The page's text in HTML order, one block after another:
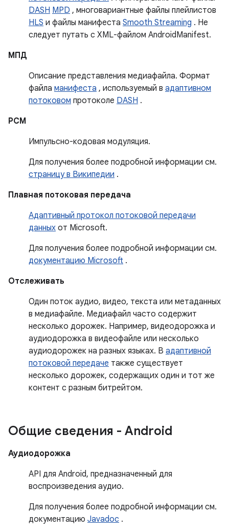
DASH MPD , многовариантные файлы плейлистов
HLS и файлы манифеста Smooth Streaming . Не
следует путать с XML-файлом AndroidManifest.
МПД
Описание представления медиафайла. Формат
файла манифеста , используемый в адаптивном
потоковом протоколе DASH .
PCM
Импульсно-кодовая модуляция.
Для получения более подробной информации см.
страницу в Википедии .
Плавная потоковая передача
Адаптивный протокол потоковой передачи
данных от Microsoft.
Для получения более подробной информации см.
документацию Microsoft .
Отслеживать
Один поток аудио, видео, текста или метаданных
в медиафайле. Медиафайл часто содержит
несколько дорожек. Например, видеодорожка и
аудиодорожка в видеофайле или несколько
аудиодорожек на разных языках. В адаптивной
потоковой передаче также существует
несколько дорожек, содержащих один и тот же
контент с разным битрейтом.
Общие сведения - Android
Аудиодорожка
API для Android, предназначенный для
воспроизведения аудио.
Для получения более подробной информации см.
документацию Javadoc .